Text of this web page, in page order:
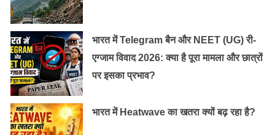
भारत में Telegram बैन और NEET (UG) री-
एग्जाम विवाद 2026: क्या है पूरा मामला और छात्रों
पर इसका प्रभाव?
भारत में Heatwave का खतरा क्यों बढ़ रहा है?